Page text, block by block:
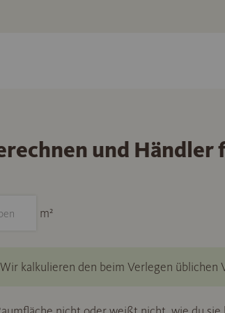
und Händler
m²
Wir kalkulieren den beim Verlegen üblichen